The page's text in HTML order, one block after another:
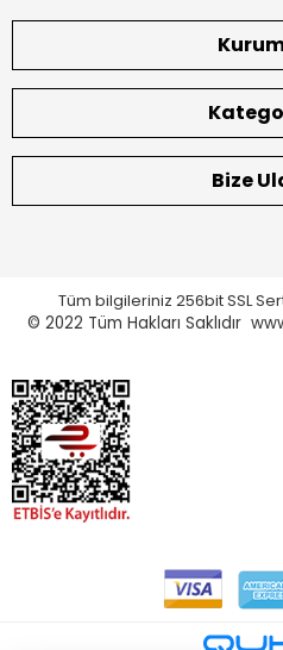
Bize
Tüm bilgileriniz 256bit SSL
© 2022 Tüm Hakları Saklıdır